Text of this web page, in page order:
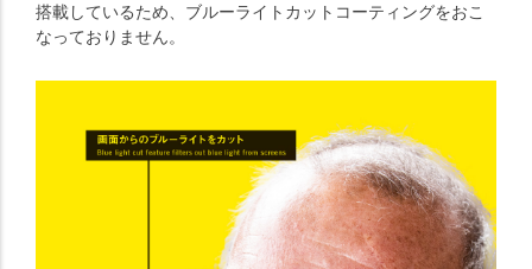
搭載しているため、ブルーライトカットコーティングをおこ
なっておりません。